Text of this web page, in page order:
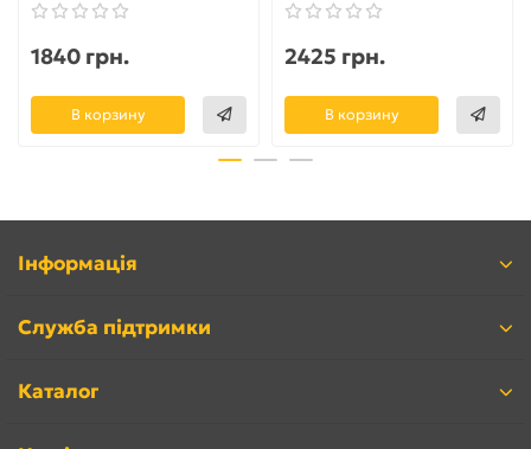
1840 грн.
В корзину
2425 грн.
В корзину
Інформація
Служба підтримки
Каталог